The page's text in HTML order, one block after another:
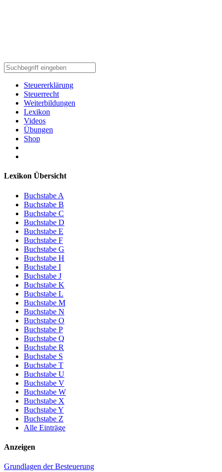
Steuererklärung
Steuerrecht
Weiterbildungen
Lexikon
Videos
Übungen
Shop
Lexikon Übersicht
Buchstabe A
Buchstabe B
Buchstabe C
Buchstabe D
Buchstabe E
Buchstabe F
Buchstabe G
Buchstabe H
Buchstabe I
Buchstabe J
Buchstabe K
Buchstabe L
Buchstabe M
Buchstabe N
Buchstabe O
Buchstabe P
Buchstabe Q
Buchstabe R
Buchstabe S
Buchstabe T
Buchstabe U
Buchstabe V
Buchstabe W
Buchstabe X
Buchstabe Y
Buchstabe Z
Alle Einträge
Anzeigen
Grundlagen der Besteuerung